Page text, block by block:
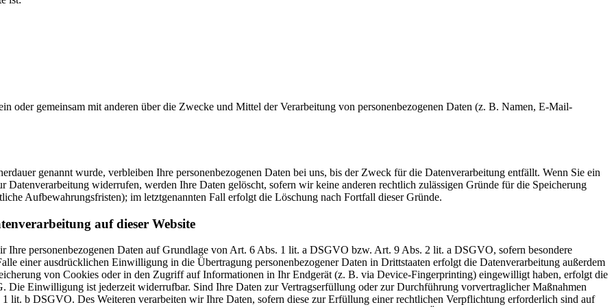
oder gemeinsam mit anderen über die Zwecke und Mittel der Verarbeitung von personenbezogenen Daten (z. B. Namen, E-Mail-
genannt wurde, verbleiben Ihre personenbezogenen Daten bei uns, bis der Zweck für die Datenverarbeitung entfällt. Wenn Sie ein
Datenverarbeitung widerrufen, werden Ihre Daten gelöscht, sofern wir keine anderen rechtlich zulässigen Gründe für die Speicherung
Aufbewahrungsfristen); im letztgenannten Fall erfolgt die Löschung nach Fortfall dieser Gründe.
auf dieser Website
Ihre personenbezogenen Daten auf Grundlage von Art. 6 Abs. 1 lit. a DSGVO bzw. Art. 9 Abs. 2 lit. a DSGVO, sofern besondere
einer ausdrücklichen Einwilligung in die Übertragung personenbezogener Daten in Drittstaaten erfolgt die Datenverarbeitung außerdem
von Cookies oder in den Zugriff auf Informationen in Ihr Endgerät (z. B. via Device-Fingerprinting) eingewilligt haben, erfolgt die
Einwilligung ist jederzeit widerrufbar. Sind Ihre Daten zur Vertragserfüllung oder zur Durchführung vorvertraglicher Maßnahmen
lit. b DSGVO. Des Weiteren verarbeiten wir Ihre Daten, sofern diese zur Erfüllung einer rechtlichen Verpflichtung erforderlich sind auf